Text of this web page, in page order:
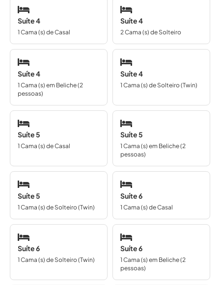
Suíte 4
1 Cama (s) de Casal
Suíte 4
2 Cama (s) de Solteiro
Suíte 4
1 Cama (s) em Beliche (2
pessoas)
Suíte 4
1 Cama (s) de Solteiro (Twin)
Suíte 5
1 Cama (s) de Casal
Suíte 5
1 Cama (s) em Beliche (2
pessoas)
Suíte 5
1 Cama (s) de Solteiro (Twin)
Suíte 6
1 Cama (s) de Casal
Suíte 6
1 Cama (s) de Solteiro (Twin)
Suíte 6
1 Cama (s) em Beliche (2
pessoas)